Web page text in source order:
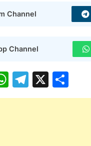
Channel
Channel
WhatsApp
Telegram
X